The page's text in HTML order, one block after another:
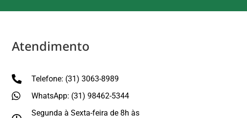
Atendimento
Telefone: (31) 3063-8989
WhatsApp: (31) 98462-5344
Segunda à Sexta-feira de 8h às